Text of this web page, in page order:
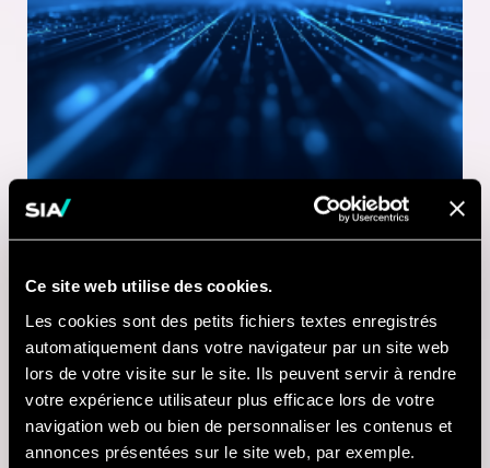
Ce site web utilise des cookies.
Les cookies sont des petits fichiers textes enregistrés
automatiquement dans votre navigateur par un site web
lors de votre visite sur le site. Ils peuvent servir à rendre
votre expérience utilisateur plus efficace lors de votre
navigation web ou bien de personnaliser les contenus et
annonces présentées sur le site web, par exemple.
Nausicaá modernise
sa billetterie digitale